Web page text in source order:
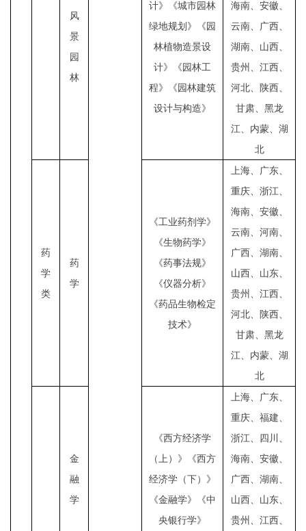
风
景
园
林
计》《城市园林
绿地规划》《园
林植物造景设
计》《园林工
程》《园林建筑
设计与构造》
海南、安徽、
云南、广西、
湖南、山西、
贵州、江西、
河北、陕西、
甘肃、黑龙
江、内蒙、湖
北
药
学
类
药
学
《工业药剂学》
《生物药学》
《药事法规》
《仪器分析》
《药品生物检定
技术》
上海、广东、
重庆、浙江、
海南、安徽、
云南、河南、
广西、湖南、
山西、山东、
贵州、江西、
河北、陕西、
甘肃、黑龙
江、内蒙、湖
北
金
融
学
《西方经济学
（上）》《西方
经济学（下）》
《金融学》《中
央银行学》
上海、广东、
重庆、福建、
浙江、四川、
海南、安徽、
广西、湖南、
山西、山东、
贵州、江西、